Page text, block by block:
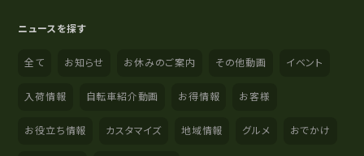
ニュースを探す
全て お知らせ お休みのご案内 その他動画 イベント
入荷情報 自転車紹介動画 お得情報 お客様
お役立ち情報 カスタマイズ 地域情報 グルメ おでかけ